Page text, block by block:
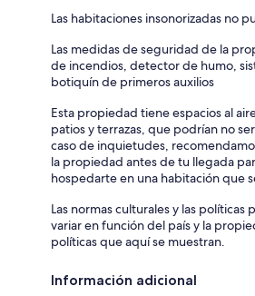
Las habitaciones insonorizadas no
Las medidas de seguridad de la
de incendios, detector de humo,
botiquín de primeros auxilios
Esta propiedad tiene espacios al
patios y terrazas, que podrían no
caso de inquietudes,
la propiedad antes de tu llegada
hospedarte en una habitación que
Las normas culturales y las
variar en función del país y la
políticas que aquí se muestran.
Información adicional